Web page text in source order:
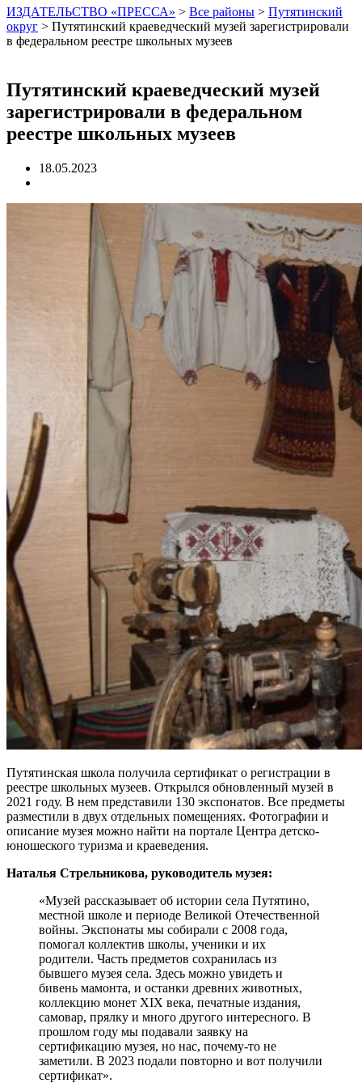
ИЗДАТЕЛЬСТВО «ПРЕССА» > Все районы > Путятинский
округ > Путятинский краеведческий музей зарегистрировали
в федеральном реестре школьных музеев
Путятинский краеведческий музей
зарегистрировали в федеральном
реестре школьных музеев
18.05.2023
Путятинская школа получила сертификат о регистрации в
реестре школьных музеев. Открылся обновленный музей в
2021 году. В нем представили 130 экспонатов. Все предметы
разместили в двух отдельных помещениях. Фотографии и
описание музея можно найти на портале Центра детско-
юношеского туризма и краеведения.
Наталья Стрельникова, руководитель музея:
«Музей рассказывает об истории села Путятино,
местной школе и периоде Великой Отечественной
войны. Экспонаты мы собирали с 2008 года,
помогал коллектив школы, ученики и их
родители. Часть предметов сохранилась из
бывшего музея села. Здесь можно увидеть и
бивень мамонта, и останки древних животных,
коллекцию монет XIX века, печатные издания,
самовар, прялку и много другого интересного. В
прошлом году мы подавали заявку на
сертификацию музея, но нас, почему-то не
заметили. В 2023 подали повторно и вот получили
сертификат».